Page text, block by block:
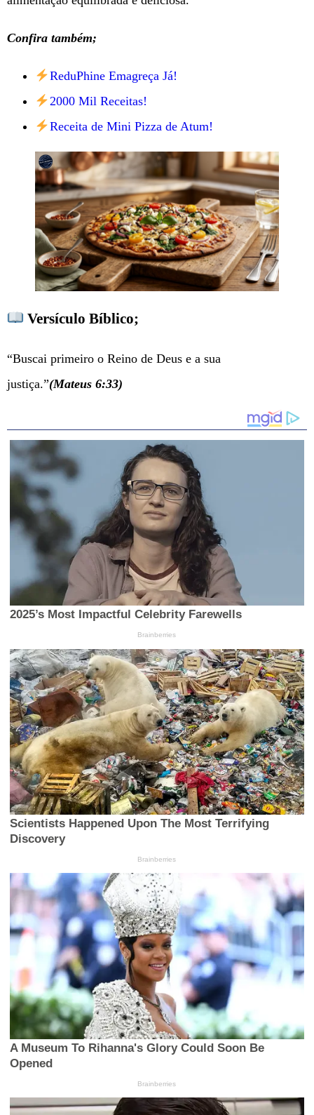
Confira também;
ReduPhine Emagreça Já!
2000 Mil Receitas!
Receita de Mini Pizza de Atum!
Versículo Bíblico;
“Buscai primeiro o Reino de Deus e a sua
justiça.”(Mateus 6:33)